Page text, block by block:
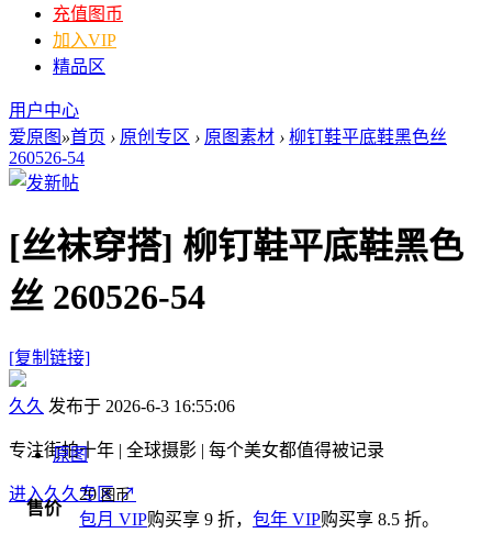
充值图币
加入VIP
精品区
用户中心
爱原图 »首页 › 原创专区 › 原图素材 › 柳钉鞋平底鞋黑色丝
260526-54
[丝袜穿搭] 柳钉鞋平底鞋黑色
丝 260526-54
[复制链接]
久久 发布于 2026-6-3 16:55:06
专注街拍十年 | 全球摄影 | 每个美女都值得被记录
进入久久专区↗
原图
售价
20图币
包月 VIP购买享 9 折， 包年 VIP购买享 8.5 折。